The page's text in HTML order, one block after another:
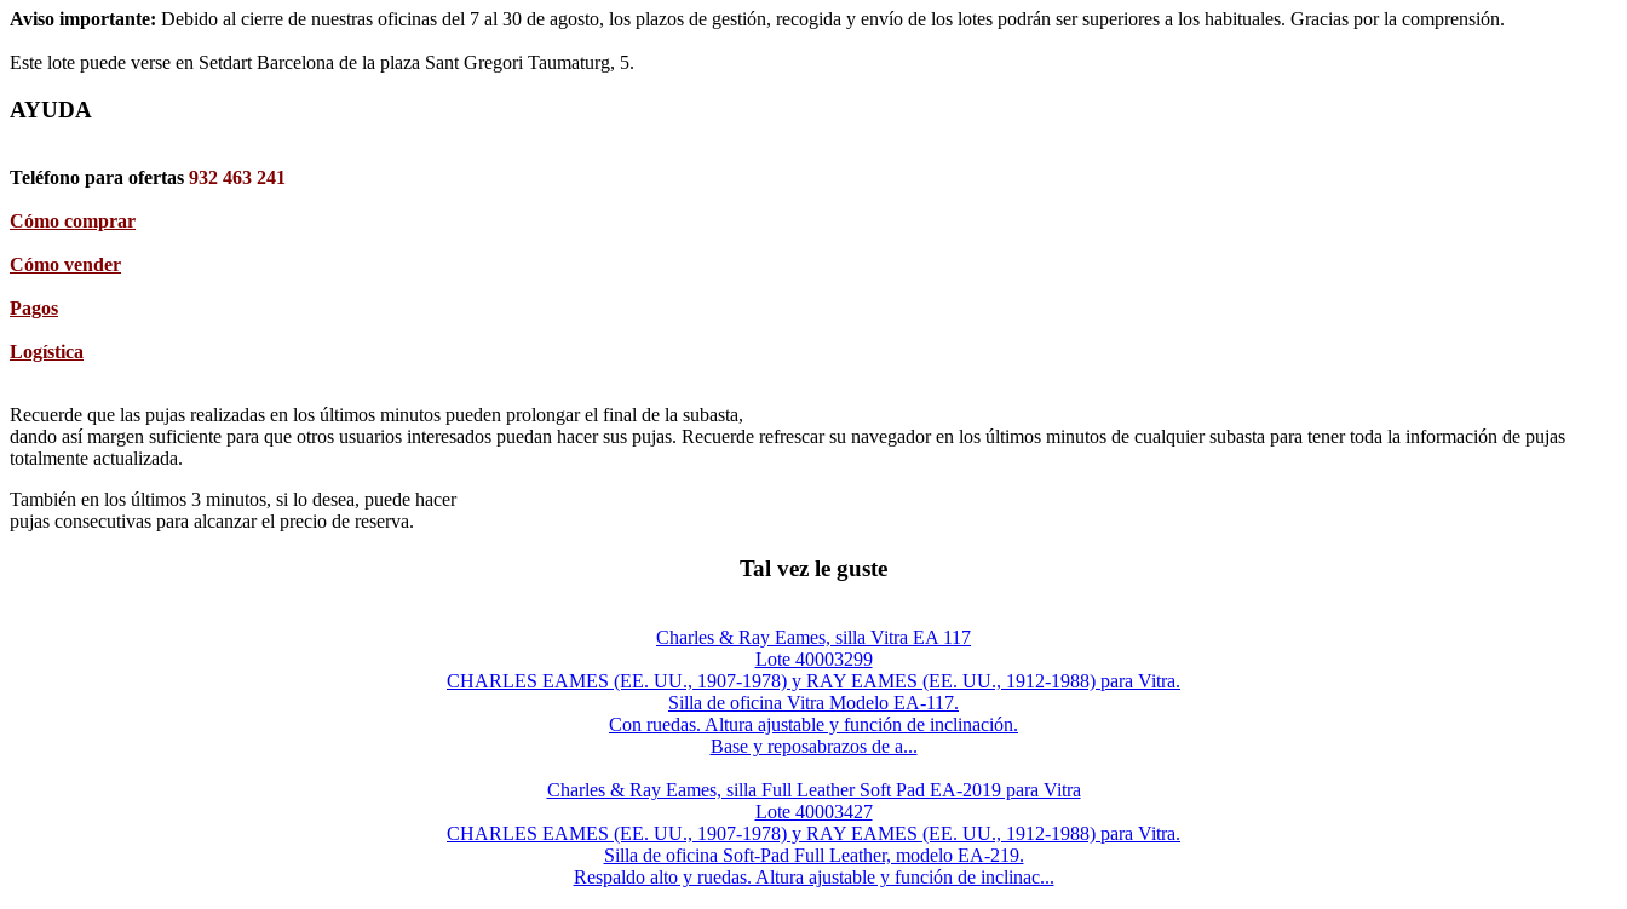
Aviso importante: Debido al cierre de nuestras oficinas del 7 al 30 de agosto, los plazos de gestión, recogida y envío de los lotes podrán ser superiores a los habituales. Gracias por la comprensión.
Este lote puede verse en Setdart Barcelona de la plaza Sant Gregori Taumaturg, 5.
AYUDA
Teléfono para ofertas 932 463 241
Cómo comprar
Cómo vender
Pagos
Logística
Recuerde que las pujas realizadas en los últimos minutos pueden prolongar el final de la subasta,
dando así margen suficiente para que otros usuarios interesados puedan hacer sus pujas. Recuerde refrescar su navegador en los últimos minutos de cualquier subasta para tener toda la información de pujas
totalmente actualizada.
También en los últimos 3 minutos, si lo desea, puede hacer
pujas consecutivas para alcanzar el precio de reserva.
Tal vez le guste
Charles & Ray Eames, silla Vitra EA 117
Lote 40003299
CHARLES EAMES (EE. UU., 1907-1978) y RAY EAMES (EE. UU., 1912-1988) para Vitra.
Silla de oficina Vitra Modelo EA-117.
Con ruedas. Altura ajustable y función de inclinación.
Base y reposabrazos de a...
Charles & Ray Eames, silla Full Leather Soft Pad EA-2019 para Vitra
Lote 40003427
CHARLES EAMES (EE. UU., 1907-1978) y RAY EAMES (EE. UU., 1912-1988) para Vitra.
Silla de oficina Soft-Pad Full Leather, modelo EA-219.
Respaldo alto y ruedas. Altura ajustable y función de inclinac...